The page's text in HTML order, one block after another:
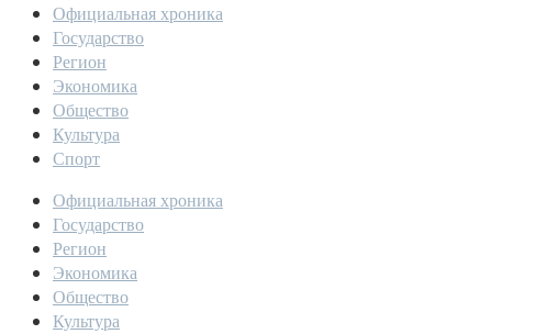
Официальная хроника
Государство
Регион
Экономика
Общество
Культура
Спорт
Официальная хроника
Государство
Регион
Экономика
Общество
Культура